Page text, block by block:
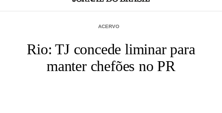
ACERVO
Rio: TJ concede liminar para
manter chefões no PR